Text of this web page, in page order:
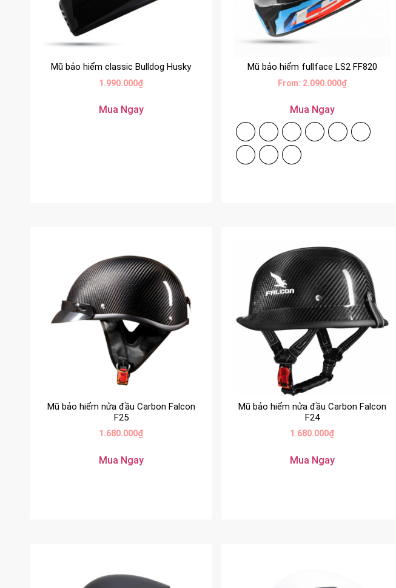
Mũ bảo hiểm classic Bulldog Husky
1.990.000₫
Mua Ngay
Mũ bảo hiểm fullface LS2 FF820
From: 2.090.000₫
Mua Ngay
Mũ bảo hiểm nửa đầu Carbon Falcon
F25
1.680.000₫
Mua Ngay
Mũ bảo hiểm nửa đầu Carbon Falcon
F24
1.680.000₫
Mua Ngay